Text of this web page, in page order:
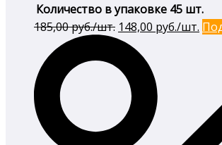
Количество в упаковке 45 шт.
185,00руб./шт. Первоначальная
цена
составляла
185,00 руб./
шт..
148,00 руб./шт.